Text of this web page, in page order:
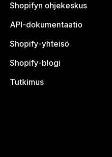
Shopifyn ohjekeskus
API-dokumentaatio
Shopify-yhteisö
Shopify-blogi
Tutkimus